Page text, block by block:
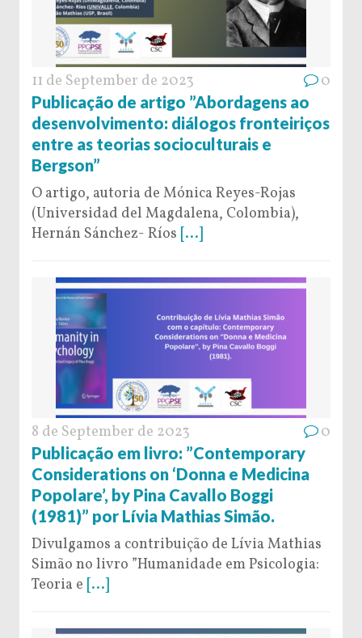
11 de September de 2023 0
Publicação de artigo ”Abordagens ao
desenvolvimento: diálogos fronteiriços
entre as teorias socioculturais e
Bergson”
O artigo, autoria de Mónica Reyes-Rojas
(Universidad del Magdalena, Colombia),
Hernán Sánchez- Ríos [...]
8 de September de 2023 0
Publicação em livro: ”Contemporary
Considerations on ‘Donna e Medicina
Popolare’, by Pina Cavallo Boggi
(1981)” por Lívia Mathias Simão.
Divulgamos a contribuição de Lívia Mathias
Simão no livro ”Humanidade em Psicologia:
Teoria e [...]